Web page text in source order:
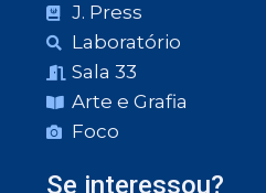
J. Press
Laboratório
Sala 33
Arte e Grafia
Foco
Se interessou?